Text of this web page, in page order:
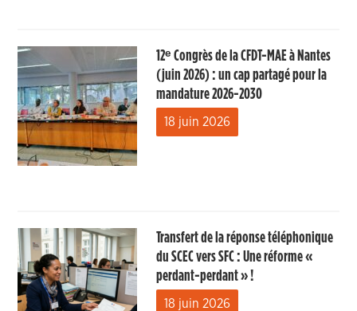
12ᵉ Congrès de la CFDT-MAE à Nantes
(juin 2026) : un cap partagé pour la
mandature 2026-2030
18 juin 2026
Transfert de la réponse téléphonique
du SCEC vers SFC : Une réforme «
perdant-perdant » !
18 juin 2026